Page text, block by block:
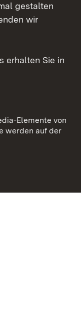
gestalten
wir
erhalten Sie in
Elemente von
werden auf der